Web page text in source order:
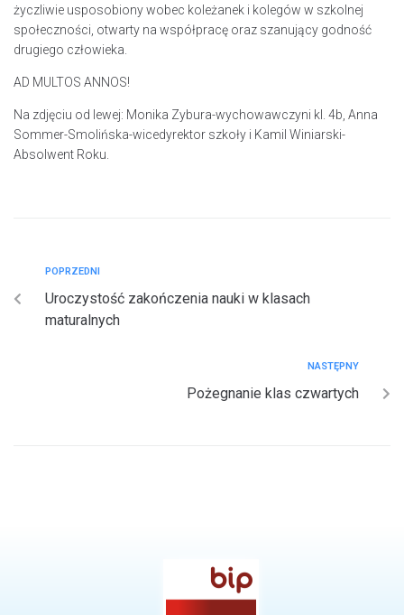
życzliwie usposobiony wobec koleżanek i kolegów w szkolnej
społeczności, otwarty na współpracę oraz szanujący godność
drugiego człowieka.
AD MULTOS ANNOS!
Na zdjęciu od lewej: Monika Zybura-wychowawczyni kl. 4b, Anna
Sommer-Smolińska-wicedyrektor szkoły i Kamil Winiarski-
Absolwent Roku.
POPRZEDNI
Uroczystość zakończenia nauki w klasach
maturalnych
NASTĘPNY
Pożegnanie klas czwartych